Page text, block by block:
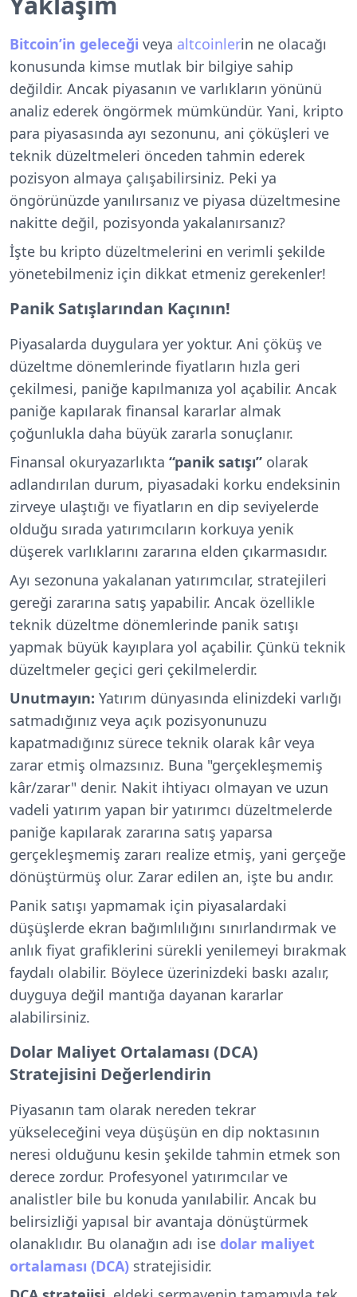
Bitcoin’in geleceği veya altcoinlerin ne olacağı
konusunda kimse mutlak bir bilgiye sahip
değildir. Ancak piyasanın ve varlıkların yönünü
analiz ederek öngörmek mümkündür. Yani, kripto
para piyasasında ayı sezonunu, ani çöküşleri ve
teknik düzeltmeleri önceden tahmin ederek
pozisyon almaya çalışabilirsiniz. Peki ya
öngörünüzde yanılırsanız ve piyasa düzeltmesine
nakitte değil, pozisyonda yakalanırsanız?
İşte bu kripto düzeltmelerini en verimli şekilde
yönetebilmeniz için dikkat etmeniz gerekenler!
Panik Satışlarından Kaçının!
Piyasalarda duygulara yer yoktur. Ani çöküş ve
düzeltme dönemlerinde fiyatların hızla geri
çekilmesi, paniğe kapılmanıza yol açabilir. Ancak
paniğe kapılarak finansal kararlar almak
çoğunlukla daha büyük zararla sonuçlanır.
Finansal okuryazarlıkta “panik satışı” olarak
adlandırılan durum, piyasadaki korku endeksinin
zirveye ulaştığı ve fiyatların en dip seviyelerde
olduğu sırada yatırımcıların korkuya yenik
düşerek varlıklarını zararına elden çıkarmasıdır.
Ayı sezonuna yakalanan yatırımcılar, stratejileri
gereği zararına satış yapabilir. Ancak özellikle
teknik düzeltme dönemlerinde panik satışı
yapmak büyük kayıplara yol açabilir. Çünkü teknik
düzeltmeler geçici geri çekilmelerdir.
Unutmayın: Yatırım dünyasında elinizdeki varlığı
satmadığınız veya açık pozisyonunuzu
kapatmadığınız sürece teknik olarak kâr veya
zarar etmiş olmazsınız. Buna "gerçekleşmemiş
kâr/zarar" denir. Nakit ihtiyacı olmayan ve uzun
vadeli yatırım yapan bir yatırımcı düzeltmelerde
paniğe kapılarak zararına satış yaparsa
gerçekleşmemiş zararı realize etmiş, yani gerçeğe
dönüştürmüş olur. Zarar edilen an, işte bu andır.
Panik satışı yapmamak için piyasalardaki
düşüşlerde ekran bağımlılığını sınırlandırmak ve
anlık fiyat grafiklerini sürekli yenilemeyi bırakmak
faydalı olabilir. Böylece üzerinizdeki baskı azalır,
duyguya değil mantığa dayanan kararlar
alabilirsiniz.
Dolar Maliyet Ortalaması (DCA)
Stratejisini Değerlendirin
Piyasanın tam olarak nereden tekrar
yükseleceğini veya düşüşün en dip noktasının
neresi olduğunu kesin şekilde tahmin etmek son
derece zordur. Profesyonel yatırımcılar ve
analistler bile bu konuda yanılabilir. Ancak bu
belirsizliği yapısal bir avantaja dönüştürmek
olanaklıdır. Bu olanağın adı ise dolar maliyet
ortalaması (DCA) stratejisidir.